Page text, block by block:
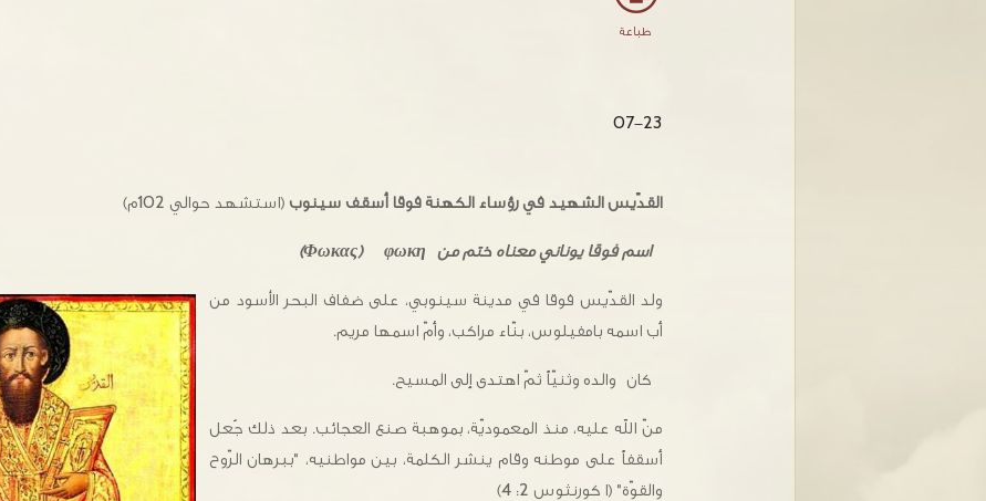
طباعة
07-23
القدّيس الشهيد في رؤساء الكهنة فوقا أسقف سينوب ‏(استشهد حوالي 102م)
اسم فوقا يوناني معناه ختم من Φωκας) φωκη)
ولد القدّيس فوقا في مدينة سينوبي، على ضفاف البحر الأسود من
أب اسمه بامفيلوس، بنّاء مراكب، وأمّ اسمها مريم.
كان والده وثنيّاً ثمّ اهتدى إلى المسيح.
منّ الله عليه، منذ المعموديّة، بموهبة صنع العجائب. بعد ذلك جُعل
أسقفاً على موطنه وقام ينشر الكلمة، بين مواطنيه، "ببرهان الرّوح
والقوّة" ‏(ا كورنثوس 2: 4)